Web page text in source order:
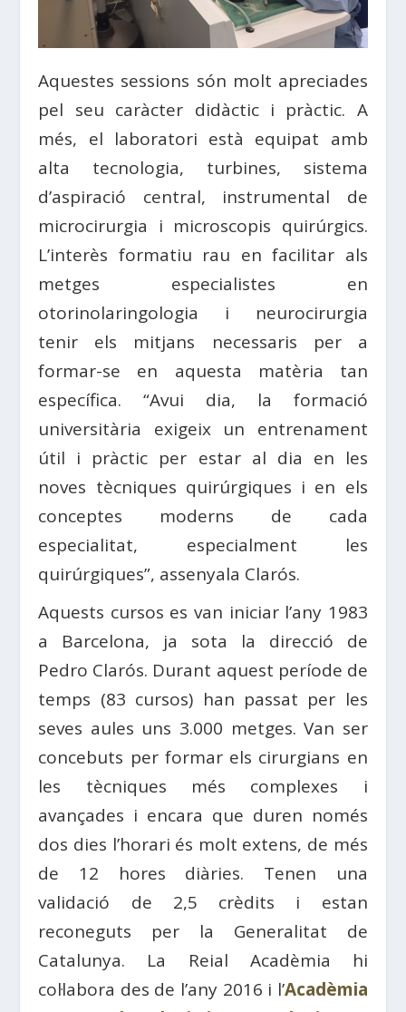
Aquestes sessions són molt apreciades
pel seu caràcter didàctic i pràctic. A
més, el laboratori està equipat amb
alta tecnologia, turbines, sistema
d’aspiració central, instrumental de
microcirurgia i microscopis quirúrgics.
L’interès formatiu rau en facilitar als
metges especialistes en
otorinolaringologia i neurocirurgia
tenir els mitjans necessaris per a
formar-se en aquesta matèria tan
específica. “Avui dia, la formació
universitària exigeix ​​un entrenament
útil i pràctic per estar al dia en les
noves tècniques quirúrgiques i en els
conceptes moderns de cada
especialitat, especialment les
quirúrgiques”, assenyala Clarós.
Aquests cursos es van iniciar l’any 1983
a Barcelona, ​​ja sota la direcció de
Pedro Clarós. Durant aquest període de
temps (83 cursos) han passat per les
seves aules uns 3.000 metges. Van ser
concebuts per formar els cirurgians en
les tècniques més complexes i
avançades i encara que duren només
dos dies l’horari és molt extens, de més
de 12 hores diàries. Tenen una
validació de 2,5 crèdits i estan
reconeguts per la Generalitat de
Catalunya. La Reial Acadèmia hi
col·labora des de l’any 2016 i l’Acadèmia